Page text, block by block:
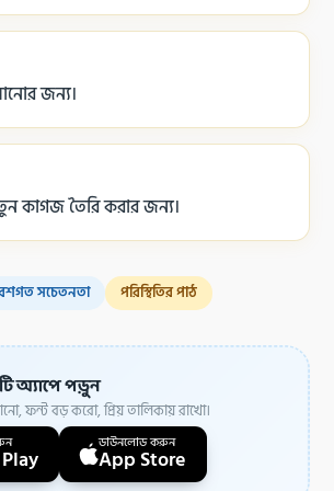
জন্য।
কাগজ তৈরি করার জন্য।
সচেতনতা পরিস্থিতির পাঠ
অ্যাপে পড়ুন
ফন্ট বড় করো, প্রিয় তালিকায় রাখো।
ডাউনলোড করুন
App Store